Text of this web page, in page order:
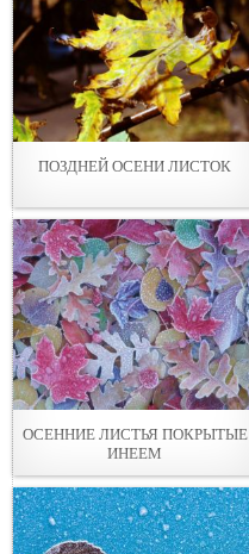
ПОЗДНЕЙ ОСЕНИ ЛИСТОК
ОСЕННИЕ ЛИСТЬЯ ПОКРЫТЫЕ
ИНЕЕМ